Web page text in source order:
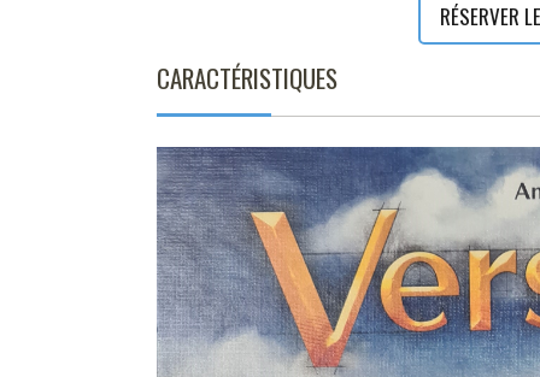
RÉSERVER
CARACTÉRISTIQUES